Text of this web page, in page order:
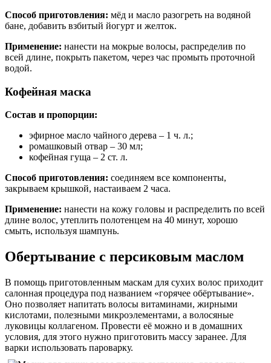
Способ приготовления: мёд и масло разогреть на водяной
бане, добавить взбитый йогурт и желток.
Применение: нанести на мокрые волосы, распределив по
всей длине, покрыть пакетом, через час промыть проточной
водой.
Кофейная маска
Состав и пропорции:
эфирное масло чайного дерева – 1 ч. л.;
ромашковый отвар – 30 мл;
кофейная гуща – 2 ст. л.
Способ приготовления: соединяем все компоненты,
закрываем крышкой, настаиваем 2 часа.
Применение: нанести на кожу головы и распределить по всей
длине волос, утеплить полотенцем на 40 минут, хорошо
смыть, используя шампунь.
Обертывание с персиковым маслом
В помощь приготовленным маскам для сухих волос приходит
салонная процедура под названием «горячее обёртывание».
Оно позволяет напитать волосы витаминами, жирными
кислотами, полезными микроэлементами, а волосяные
луковицы коллагеном. Провести её можно и в домашних
условия, для этого нужно приготовить массу заранее. Для
варки использовать пароварку.